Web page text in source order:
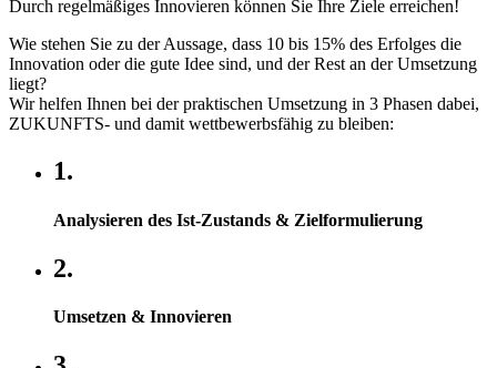
Durch regelmäßiges Innovieren können Sie Ihre Ziele erreichen!
Wie stehen Sie zu der Aussage, dass 10 bis 15% des Erfolges die
Innovation oder die gute Idee sind, und der Rest an der Umsetzung
liegt?
Wir helfen Ihnen bei der praktischen Umsetzung in 3 Phasen dabei,
ZUKUNFTS- und damit wettbewerbsfähig zu bleiben:
1.
Analysieren des Ist-Zustands & Zielformulierung
2.
Umsetzen & Innovieren